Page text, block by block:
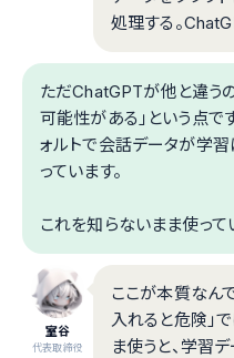
処理する。
ただChatGPTが他と違う
可能性がある」という点で
ォルトで会話データが学
っています。
これを知らないまま使って
室谷
代表取締役
ここが本質なん
入れると危険」
ま使うと、学習